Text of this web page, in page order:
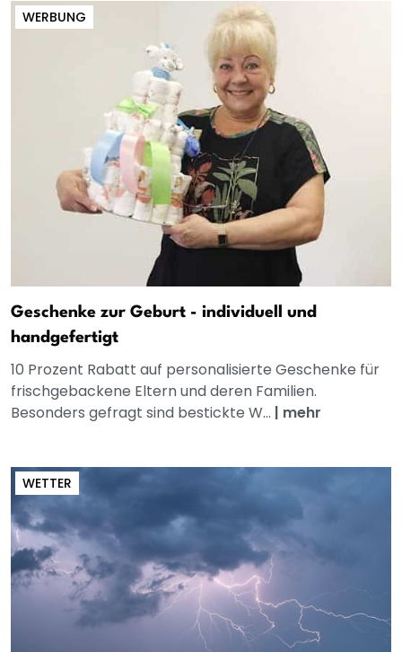
WERBUNG
Geschenke zur Geburt - individuell und
handgefertigt
10 Prozent Rabatt auf personalisierte Geschenke für
frischgebackene Eltern und deren Familien.
Besonders gefragt sind bestickte W... | mehr
WETTER